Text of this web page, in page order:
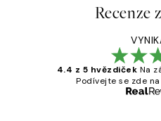
Recenze
4.4 z 5 hvězdiček Na
Podívejte se zde